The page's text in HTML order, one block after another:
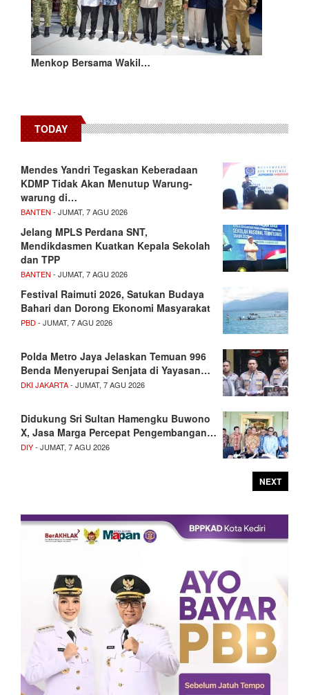
Menkop Bersama Wakil…
TODAY
Mendes Yandri Tegaskan Keberadaan
KDMP Tidak Akan Menutup Warung-
warung di…
BANTEN - JUMAT, 7 AGU 2026
Jelang MPLS Perdana SNT,
Mendikdasmen Kuatkan Kepala Sekolah
dan TPP
BANTEN - JUMAT, 7 AGU 2026
Festival Raimuti 2026, Satukan Budaya
Bahari dan Dorong Ekonomi Masyarakat
PBD- JUMAT, 7 AGU 2026
Polda Metro Jaya Jelaskan Temuan 996
Benda Menyerupai Senjata di Yayasan…
DKI JAKARTA- JUMAT, 7 AGU 2026
Didukung Sri Sultan Hamengku Buwono
X, Jasa Marga Percepat Pengembangan…
DIY- JUMAT, 7 AGU 2026
NEXT